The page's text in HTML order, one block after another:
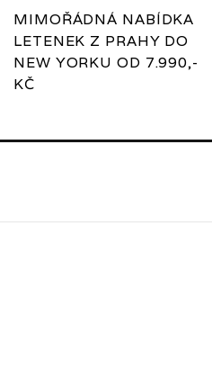
MIMOŘÁDNÁ NABÍDKA
LETENEK Z PRAHY DO
NEW YORKU OD 7.990,-
KČ